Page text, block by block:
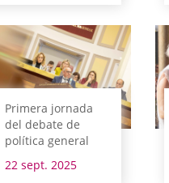
Primera jornada
del debate de
política general
22 sept. 2025